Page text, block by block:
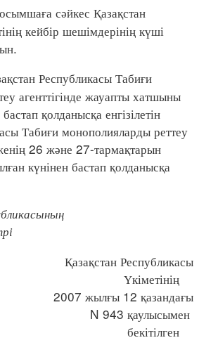
сәйкес Қазақстан
кейбір шешімдерінің күші
Республикасы Табиғи
агенттігінде жауапты хатшыны
қолданысқа енгізілетін
Табиғи монополияларды реттеу
26 және 27-тармақтарын
күнінен бастап қолданысқа
Қазақстан Республикасы
Үкіметінің
2007 жылғы 12 қазандағы
N 943 қаулысымен
бекітілген